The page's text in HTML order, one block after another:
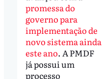
promessa do
governo para
implementação de
novo sistema ainda
este ano. A PMDF
já possui um
processo